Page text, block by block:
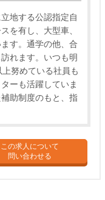
地する公認指定自
を有し、大型車、
す。通学の他、合
れます。いつも明
努めている社員も
ーも活躍していま
助制度のもと、指
この求人について
問い合わせる